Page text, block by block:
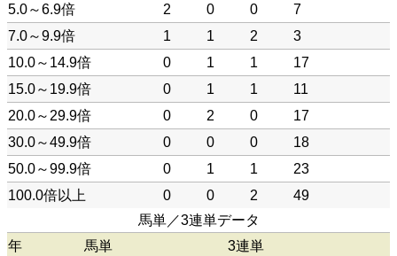
5.0～6.9倍
2 0 0
7
7.0～9.9倍
1 1 2
3
10.0～14.9倍
0 1 1
17
15.0～19.9倍
0 1 1
11
20.0～29.9倍
0 2 0
17
30.0～49.9倍
0 0 0
18
50.0～99.9倍
0 1 1
23
100.0倍以上
0 0 2
49
馬単／3連単データ
年
馬単
3連単